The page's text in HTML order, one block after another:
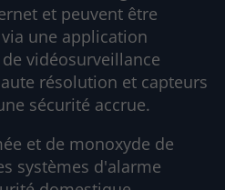
et peuvent être
une application
vidéosurveillance
résolution et capteurs
sécurité accrue.
et de monoxyde de
systèmes d'alarme